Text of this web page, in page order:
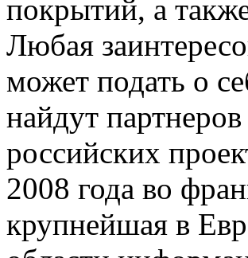
покрытий, а
Любая
может подать о
найдут
российских
2008 года во
крупнейшая в